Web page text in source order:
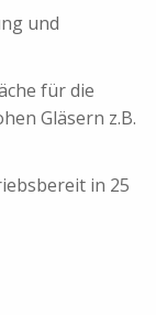
und
für die
Gläsern z.B.
in 25